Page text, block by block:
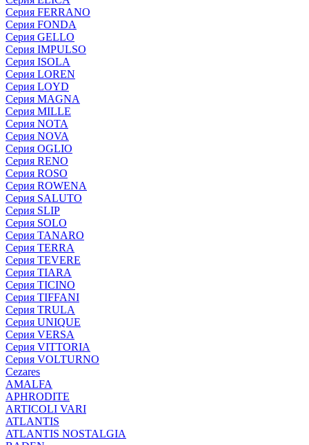
Серия FERRANO
Серия FONDA
Серия GELLO
Серия IMPULSO
Серия ISOLA
Серия LOREN
Серия LOYD
Серия MAGNA
Серия MILLE
Серия NOTA
Серия NOVA
Серия OGLIO
Серия RENO
Серия ROSO
Серия ROWENA
Серия SALUTO
Серия SLIP
Серия SOLO
Серия TANARO
Серия TERRA
Серия TEVERE
Серия TIARA
Серия TICINO
Серия TIFFANI
Серия TRULA
Серия UNIQUE
Серия VERSA
Серия VITTORIA
Серия VOLTURNO
Cezares
AMALFA
APHRODITE
ARTICOLI VARI
ATLANTIS
ATLANTIS NOSTALGIA